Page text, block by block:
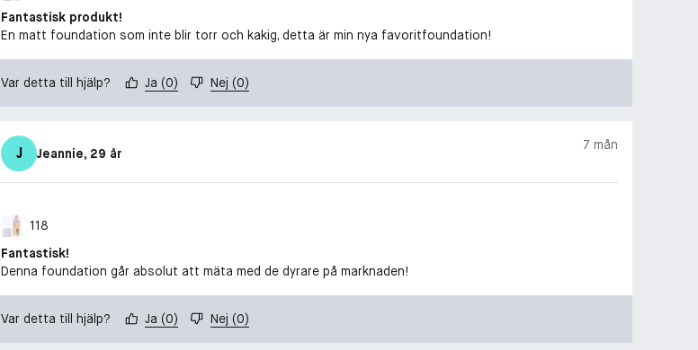
Fantastisk produkt!
En matt foundation som inte blir torr och kakig, detta är min nya favoritfoundation!
Var detta till hjälp? Ja (0) Nej (0)
J Jeannie, 29 år
7 mån
118
Fantastisk!
Denna foundation går absolut att mäta med de dyrare på marknaden!
Var detta till hjälp? Ja (0) Nej (0)